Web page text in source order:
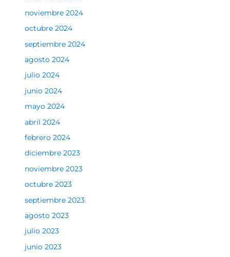
noviembre 2024
octubre 2024
septiembre 2024
agosto 2024
julio 2024
junio 2024
mayo 2024
abril 2024
febrero 2024
diciembre 2023
noviembre 2023
octubre 2023
septiembre 2023
agosto 2023
julio 2023
junio 2023